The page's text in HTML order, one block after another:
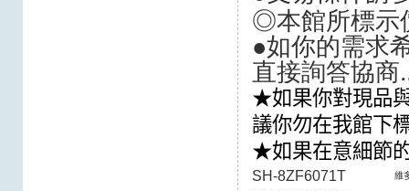
◎本館所標示
●如你的需求
直接詢答協商.
★如果你對現品
議你勿在我館下
★如果在意細節
SH-8ZF6071T 維